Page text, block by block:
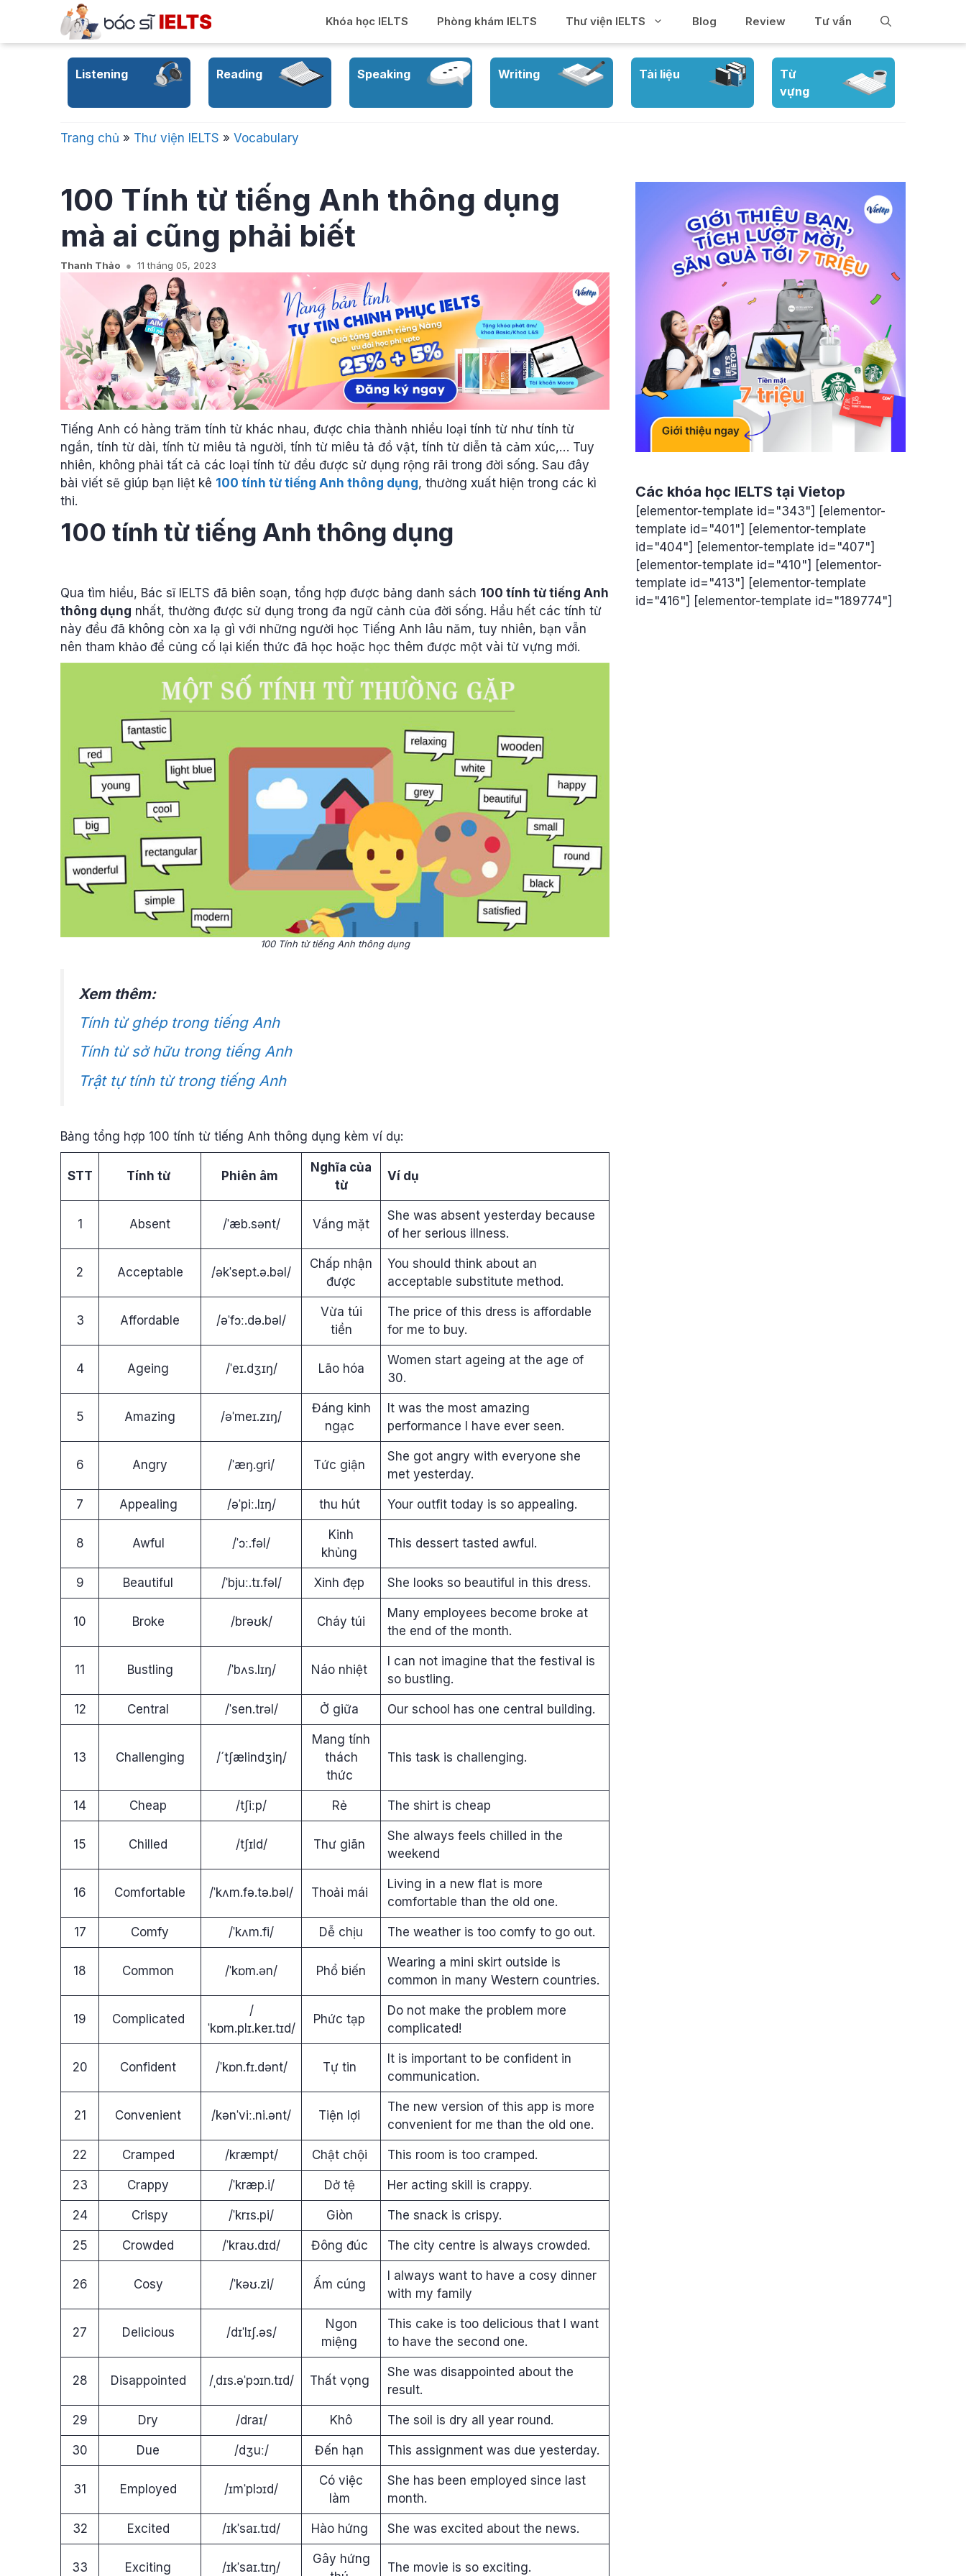
content
Khóa học IELTS Phòng khám IELTS Thư viện IELTS Blog Review Tư vấn
Listening Reading Speaking Writing Tài liệu
Từ
vựng
Trang chủ » Thư viện IELTS » Vocabulary
100 Tính từ tiếng Anh thông dụng
mà ai cũng phải biết
Thanh Thảo 11 tháng 05, 2023
Tiếng Anh có hàng trăm tính từ khác nhau, được chia thành nhiều loại tính từ như tính từ
ngắn, tính từ dài, tính từ miêu tả người, tính từ miêu tả đồ vật, tính từ diễn tả cảm xúc,… Tuy
nhiên, không phải tất cả các loại tính từ đều được sử dụng rộng rãi trong đời sống. Sau đây
bài viết sẽ giúp bạn liệt kê 100 tính từ tiếng Anh thông dụng, thường xuất hiện trong các kì
thi.
100 tính từ tiếng Anh thông dụng
Qua tìm hiểu, Bác sĩ IELTS đã biên soạn, tổng hợp được bảng danh sách 100 tính từ tiếng Anh
thông dụng nhất, thường được sử dụng trong đa ngữ cảnh của đời sống. Hầu hết các tính từ
này đều đã không còn xa lạ gì với những người học Tiếng Anh lâu năm, tuy nhiên, bạn vẫn
nên tham khảo để củng cố lại kiến thức đã học hoặc học thêm được một vài từ vựng mới.
100 Tính từ tiếng Anh thông dụng
Xem thêm:
Tính từ ghép trong tiếng Anh
Tính từ sở hữu trong tiếng Anh
Trật tự tính từ trong tiếng Anh
Bảng tổng hợp 100 tính từ tiếng Anh thông dụng kèm ví dụ:
STT Tính từ Phiên âm
Nghĩa của
từ
Ví dụ
1 Absent /ˈæb.sənt/ Vắng mặt
She was absent yesterday because
of her serious illness.
2 Acceptable /əkˈsept.ə.bəl/
Chấp nhận
được
You should think about an
acceptable substitute method.
3 Affordable /əˈfɔː.də.bəl/
Vừa túi
tiền
The price of this dress is affordable
for me to buy.
4 Ageing /ˈeɪ.dʒɪŋ/ Lão hóa
Women start ageing at the age of
30.
5 Amazing /əˈmeɪ.zɪŋ/
Đáng kinh
ngạc
It was the most amazing
performance I have ever seen.
6 Angry /ˈæŋ.ɡri/ Tức giận
She got angry with everyone she
met yesterday.
7 Appealing /əˈpiː.lɪŋ/ thu hút Your outfit today is so appealing.
8 Awful /ˈɔː.fəl/
Kinh
khủng
This dessert tasted awful.
9 Beautiful /ˈbjuː.tɪ.fəl/ Xinh đẹp She looks so beautiful in this dress.
10 Broke /brəʊk/ Cháy túi
Many employees become broke at
the end of the month.
11 Bustling /ˈbʌs.lɪŋ/ Náo nhiệt
I can not imagine that the festival is
so bustling.
12 Central /ˈsen.trəl/ Ở giữa Our school has one central building.
13 Challenging /´tʃælindʒiη/
Mang tính
thách
thức
This task is challenging.
14 Cheap /tʃiːp/ Rẻ The shirt is cheap
15 Chilled /tʃɪld/ Thư giãn
She always feels chilled in the
weekend
16 Comfortable /ˈkʌm.fə.tə.bəl/ Thoải mái
Living in a new flat is more
comfortable than the old one.
17 Comfy /ˈkʌm.fi/ Dễ chịu The weather is too comfy to go out.
18 Common /ˈkɒm.ən/ Phổ biến
Wearing a mini skirt outside is
common in many Western countries.
19 Complicated
/
ˈkɒm.plɪ.keɪ.tɪd/
Phức tạp
Do not make the problem more
complicated!
20 Confident /ˈkɒn.fɪ.dənt/ Tự tin
It is important to be confident in
communication.
21 Convenient /kənˈviː.ni.ənt/ Tiện lợi
The new version of this app is more
convenient for me than the old one.
22 Cramped /kræmpt/ Chật chội This room is too cramped.
23 Crappy /ˈkræp.i/ Dở tệ Her acting skill is crappy.
24 Crispy /ˈkrɪs.pi/ Giòn The snack is crispy.
25 Crowded /ˈkraʊ.dɪd/ Đông đúc The city centre is always crowded.
26 Cosy /ˈkəʊ.zi/ Ấm cúng
I always want to have a cosy dinner
with my family
27 Delicious /dɪˈlɪʃ.əs/
Ngon
miệng
This cake is too delicious that I want
to have the second one.
28 Disappointed /ˌdɪs.əˈpɔɪn.tɪd/ Thất vọng
She was disappointed about the
result.
29 Dry /draɪ/ Khô The soil is dry all year round.
30 Due /dʒuː/ Đến hạn This assignment was due yesterday.
31 Employed /ɪmˈplɔɪd/
Có việc
làm
She has been employed since last
month.
32 Excited /ɪkˈsaɪ.tɪd/ Hào hứng She was excited about the news.
33 Exciting /ɪkˈsaɪ.tɪŋ/
Gây hứng
The movie is so exciting.
Các khóa học IELTS tại Vietop
[elementor-template id="343"] [elementor-
template id="401"] [elementor-template
id="404"] [elementor-template id="407"]
[elementor-template id="410"] [elementor-
template id="413"] [elementor-template
id="416"] [elementor-template id="189774"]